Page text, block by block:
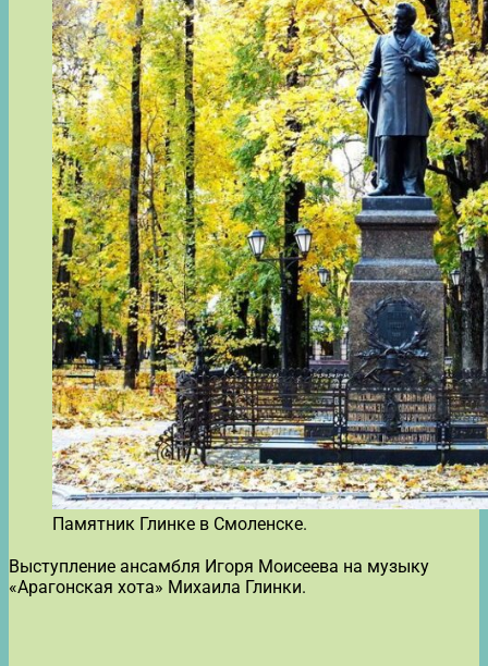
Памятник Глинке в Смоленске.
Выступление ансамбля Игоря Моисеева на музыку
«Арагонская хота» Михаила Глинки.